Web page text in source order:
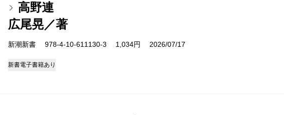
高野連
広尾晃／著
新潮新書 978-4-10-611130-3 1,034円 2026/07/17
新書電子書籍あり